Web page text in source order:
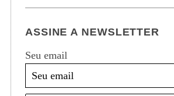
ASSINE A NEWSLETTER
Seu email